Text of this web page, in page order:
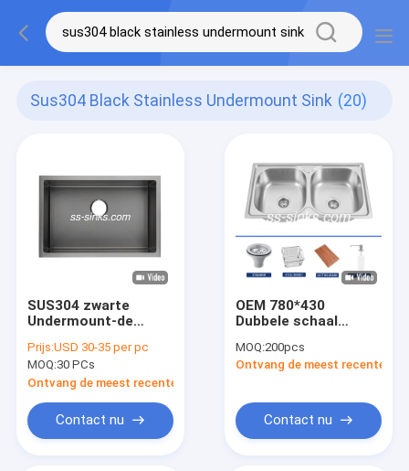
Sus304 Black Stainless Undermount Sink (20)
SUS304 zwarte
Undermount-de
de Roestvrij
staalkeuken
Prijs:USD 30-35 per pc
MOQ:30 PCs
Ontvang de meest recente Prijs
Contact nu
OEM 780*430
Dubbele schaal
roestvrijstalen
wasbak met
MOQ:200pcs
Ontvang de meest recente
Contact nu